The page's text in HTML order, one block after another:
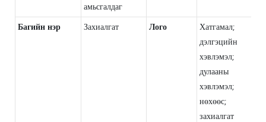
амьсгалдаг
Багийн нэр Захиалгат Лого
Хатгамал;
дэлгэцийн
хэвлэмэл;
дулааны
хэвлэмэл;
нөхөөс;
захиалгат